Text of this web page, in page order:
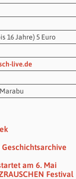
16 Jahre) 5 Euro
live.de
am 6. Mai
Festival